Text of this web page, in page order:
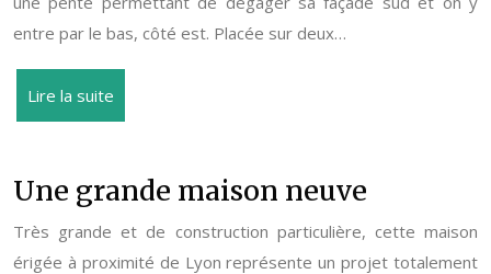
entre par le bas, côté est. Placée sur deux…
Lire la suite
Une grande maison neuve
Très grande et de construction particulière, cette maison
érigée à proximité de Lyon représente un projet totalement